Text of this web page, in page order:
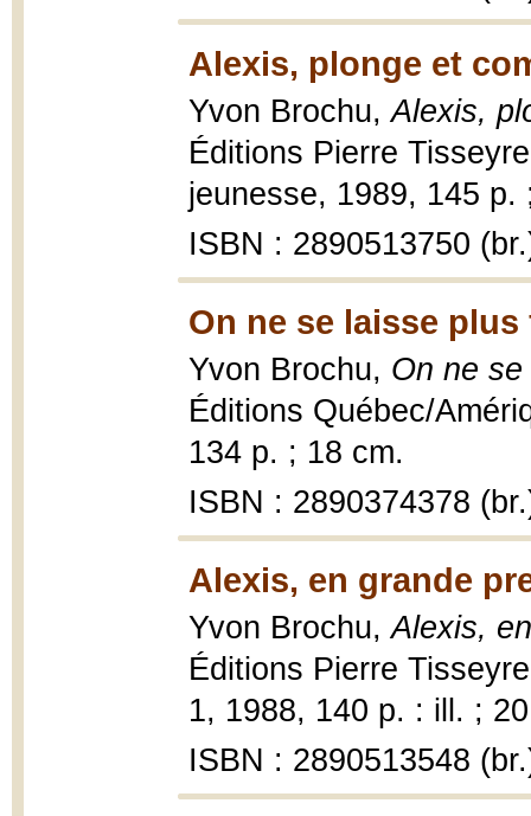
Alexis, plonge et
Yvon Brochu,Alexis,
Éditions Pierre
jeunesse, 1989, 145 p.
ISBN : 2890513750
On ne se laisse plus
Yvon Brochu, On ne
Éditions Québec/
134 p. ; 18 cm.
ISBN : 2890374378
Alexis, en grande
Yvon Brochu,Alexis,
Éditions Pierre
1, 1988, 140 p. : ill. ;
ISBN : 2890513548